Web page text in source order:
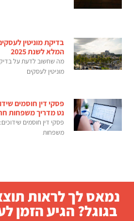
בדיקת מוניטין
המלא לשנת 2025
מה שחשוב לדעת על
מוניטין לעסקים
פסקי דין חוסמים
נט מדריך משפחות
פסקי דין חוסמים
משפחות
נמאס לך לראות
בגוגל? הגיע הזמן